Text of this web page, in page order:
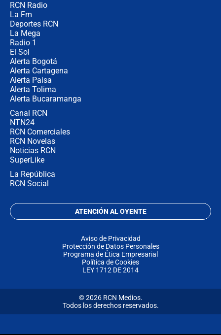
RCN Radio
La Fm
Deportes RCN
La Mega
Radio 1
El Sol
Alerta Bogotá
Alerta Cartagena
Alerta Paisa
Alerta Tolima
Alerta Bucaramanga
Canal RCN
NTN24
RCN Comerciales
RCN Novelas
Noticias RCN
SuperLike
La República
RCN Social
ATENCIÓN AL OYENTE
Aviso de Privacidad
Protección de Datos Personales
Programa de Ética Empresarial
Política de Cookies
LEY 1712 DE 2014
© 2026 RCN Medios.
Todos los derechos reservados.